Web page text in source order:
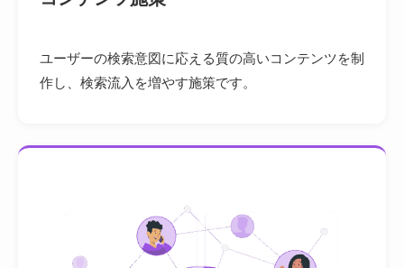
ユーザーの検索意図に応える質の高いコンテンツを制
作し、検索流入を増やす施策です。